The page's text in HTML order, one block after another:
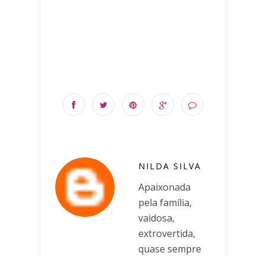
NILDA SILVA
Apaixonada
pela família,
vaidosa,
extrovertida,
quase sempre